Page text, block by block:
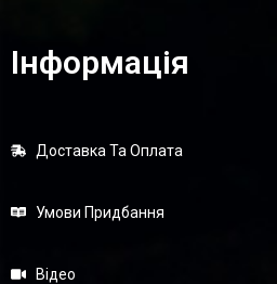
Інформація
Доставка Та Оплата
Умови Придбання
Відео